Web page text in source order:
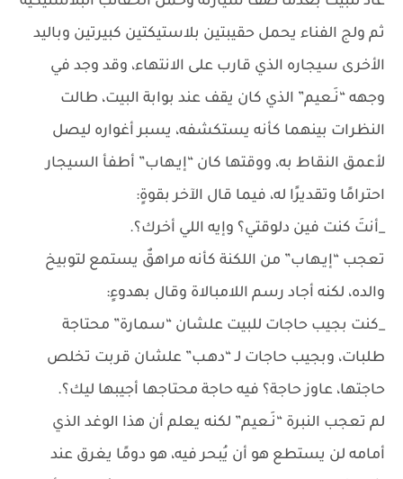
ثم ولج الفناء يحمل حقيبتين بلاستيكتين كبيرتين وباليد
الأخرى سيجاره الذي قارب على الانتهاء، وقد وجد في
وجهه “نَـعيم” الذي كان يقف عند بوابة البيت، طالت
النظرات بينهما كأنه يستكشفه، يسبر أغواره ليصل
لأعمق النقاط به، ووقتها كان “إيـهاب” أطفأ السيجار
احترامًا وتقديرًا له، فيما قال الآخر بقوةٍ:
_أنتَ كنت فين دلوقتي؟ وإيه اللي أخرك؟.
تعجب “إيـهاب” من اللكنة كأنه مراهقٌ يستمع لتوبيخ
والده، لكنه أجاد رسم اللامبالاة وقال بهدوءٍ:
_كنت بجيب حاجات للبيت علشان “سمارة” محتاجة
طلبات، وبجيب حاجات لـ “دهـب” علشان قربت تخلص
حاجتها، عاوز حاجة؟ فيه حاجة محتاجها أجيبها ليك؟.
لم تعجب النبرة “نَـعيم” لكنه يعلم أن هذا الوغد الذي
أمامه لن يستطع هو أن يُبحر فيه، هو دومًا يغرق عند